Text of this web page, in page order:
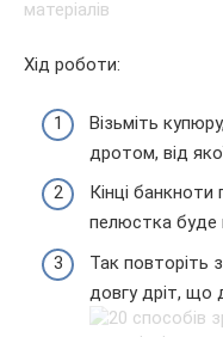
Хід роботи:
Візьміть
дротом, від
Кінці
пелюстка буде
Так повторіть
довгу дріт, що